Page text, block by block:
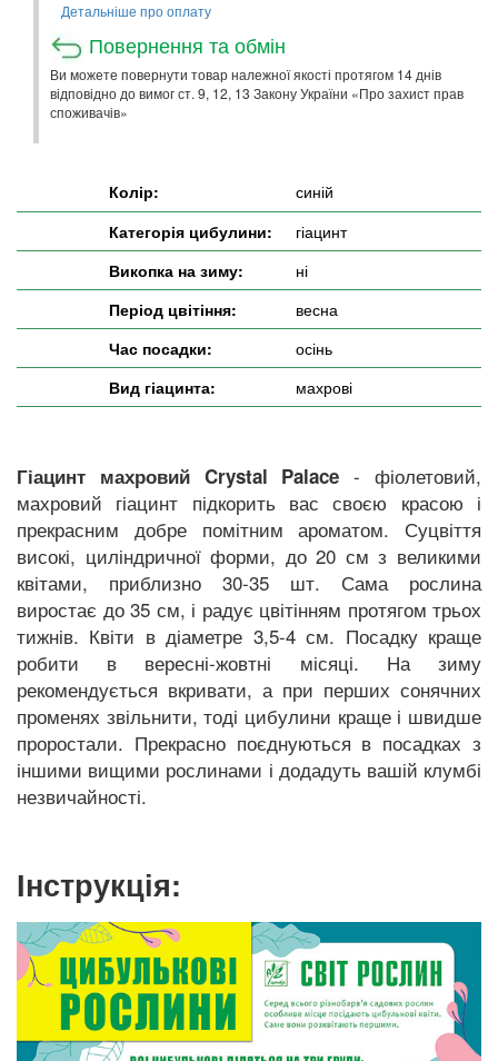
Детальніше про оплату
Повернення та обмін
Ви можете повернути товар належної якості протягом 14 днів
відповідно до вимог ст. 9, 12, 13 Закону України «Про захист прав
споживачів»
Колір:
синій
Категорія цибулини:
гіацинт
Викопка на зиму:
ні
Період цвітіння:
весна
Час посадки:
осінь
Вид гіацинта:
махрові
Гіацинт махровий Crystal Palace - фіолетовий,
махровий гіацинт підкорить вас своєю красою і
прекрасним добре помітним ароматом. Суцвіття
високі, циліндричної форми, до 20 см з великими
квітами, приблизно 30-35 шт. Сама рослина
виростає до 35 см, і радує цвітінням протягом трьох
тижнів. Квіти в діаметре 3,5-4 см. Посадку краще
робити в вересні-жовтні місяці. На зиму
рекомендується вкривати, а при перших сонячних
променях звільнити, тоді цибулини краще і швидше
проростали. Прекрасно поєднуються в посадках з
іншими вищими рослинами і додадуть вашій клумбі
незвичайності.
Інструкція: